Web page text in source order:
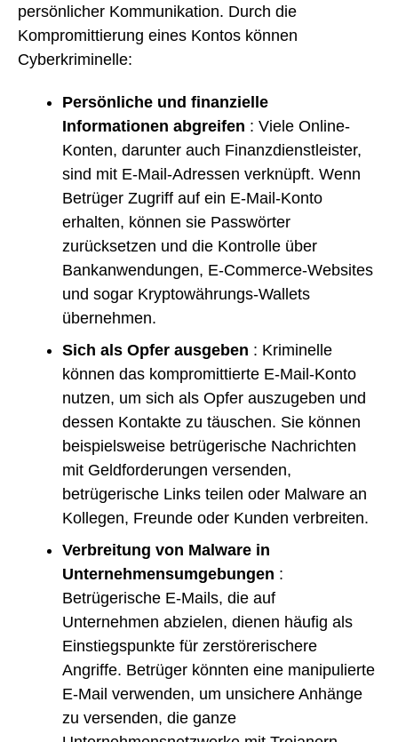
persönlicher Kommunikation. Durch die
Kompromittierung eines Kontos können
Cyberkriminelle:
Persönliche und finanzielle
Informationen abgreifen : Viele Online-
Konten, darunter auch Finanzdienstleister,
sind mit E-Mail-Adressen verknüpft. Wenn
Betrüger Zugriff auf ein E-Mail-Konto
erhalten, können sie Passwörter
zurücksetzen und die Kontrolle über
Bankanwendungen, E-Commerce-Websites
und sogar Kryptowährungs-Wallets
übernehmen.
Sich als Opfer ausgeben : Kriminelle
können das kompromittierte E-Mail-Konto
nutzen, um sich als Opfer auszugeben und
dessen Kontakte zu täuschen. Sie können
beispielsweise betrügerische Nachrichten
mit Geldforderungen versenden,
betrügerische Links teilen oder Malware an
Kollegen, Freunde oder Kunden verbreiten.
Verbreitung von Malware in
Unternehmensumgebungen :
Betrügerische E-Mails, die auf
Unternehmen abzielen, dienen häufig als
Einstiegspunkte für zerstörerischere
Angriffe. Betrüger könnten eine manipulierte
E-Mail verwenden, um unsichere Anhänge
zu versenden, die ganze